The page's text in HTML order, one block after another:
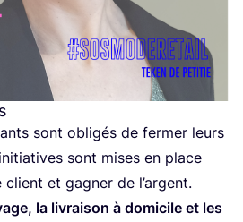
sont obli­gés de fer­mer leurs
sont mises en place
et gagner de l’argent.
la livrai­son à domi­cile et les